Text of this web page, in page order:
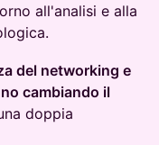
all'analisi e alla
del networking e
cambiando il
doppia